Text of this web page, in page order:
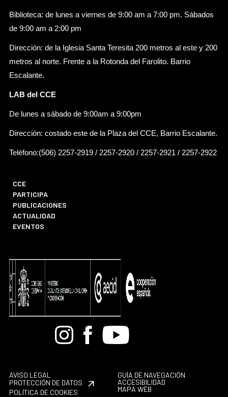
Biblioteca: de lunes a viernes de 9:00 am a 7:00 pm. Sábados
de 9:00 am a 2:00 pm
Dirección: de la Iglesia Santa Teresita 200 metros al este y 200
metros al norte. Frente a la Rotonda del Farolito. Barrio
Escalante.
LAB del CCE
De lunes a sábado de 9:00am a 9:00pm
Dirección: costado este de la Plaza del CCE, Barrio Escalante.
Teléfono:(506) 2257-2919 / 2257-2920 / 2257-2921 / 2257-2922
CCE
PARTICIPA
PUBLICACIONES
ACTUALIDAD
EVENTOS
BandcampInstagramFacebook
Youtube
AVISO LEGAL
PROTECCIÓN DE DATOS
POLÍTICA DE COOKIES
GUÍA DE NAVEGACIÓN
ACCESIBILIDAD
MAPA WEB